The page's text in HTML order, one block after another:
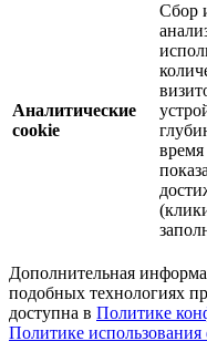
Аналитические
cookie
Сбор
Дополнительная
подобных технологиях
доступна в Политике
Политике